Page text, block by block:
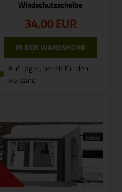
Windschutzscheibe
34,00EUR
Auf Lager, bereit für den
Versand